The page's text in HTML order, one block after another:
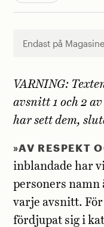
Endast på
VARNING:
avsnitt 1 och 2 av
har sett dem,
»AV RESPEKT
inblandade har
personers
varje avsnitt.
fördjupat sig i